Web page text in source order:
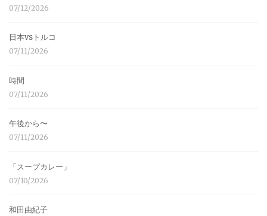
07/12/2026
日本vsトルコ
07/11/2026
時間
07/11/2026
午後から〜
07/11/2026
「スープカレー」
07/10/2026
和田由紀子